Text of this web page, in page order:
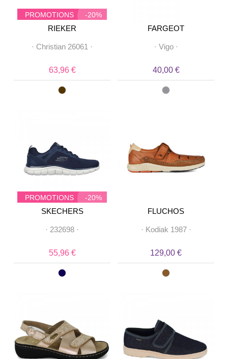
PROMOTIONS -20%
RIEKER
· Christian 26061 ·
63,96 €
FARGEOT
· Vigo·
40,00 €
PROMOTIONS -20%
SKECHERS
· 232698 ·
55,96 €
FLUCHOS
· Kodiak 1987·
129,00 €